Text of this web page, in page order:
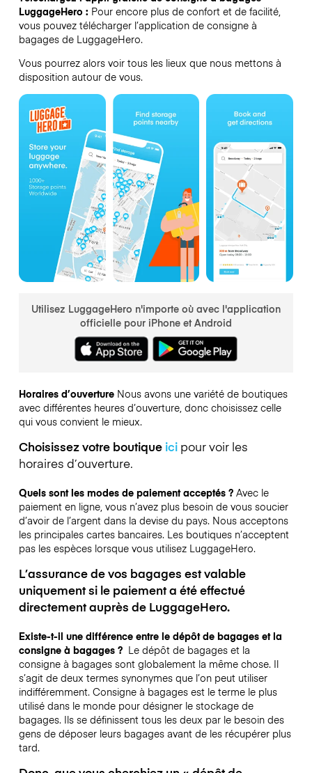
LuggageHero :Pour encore plus de confort et de facilité,
vous pouvez télécharger l’application de consigne à
bagages de LuggageHero.
Vous pourrez alors voir tous les lieux que nous mettons à
disposition autour de vous.
Utilisez LuggageHero n'importe où avec l'application
officielle pour iPhone et Android
Horaires d’ouverture Nous avons une variété de boutiques
avec différentes heures d’ouverture, donc choisissez celle
qui vous convient le mieux.
Choisissez votre boutique icipour voir les
horaires d’ouverture.
Quels sont les modes de paiement acceptés ? Avec le
paiement en ligne, vous n’avez plus besoin de vous soucier
d’avoir de l’argent dans la devise du pays. Nous acceptons
les principales cartes bancaires. Les boutiques n’acceptent
pas les espèces lorsque vous utilisez LuggageHero.
L’assurance de vos bagages est valable
uniquement si le paiement a été effectué
directement auprès de LuggageHero.
Existe-t-il une différence entre le dépôt de bagages et la
consigne à bagages ? Le dépôt de bagages et la
consigne à bagages sont globalement la même chose. Il
s’agit de deux termes synonymes que l’on peut utiliser
indifféremment. Consigne à bagages est le terme le plus
utilisé dans le monde pour désigner le stockage de
bagages. Ils se définissent tous les deux par le besoin des
gens de déposer leurs bagages avant de les récupérer plus
tard.